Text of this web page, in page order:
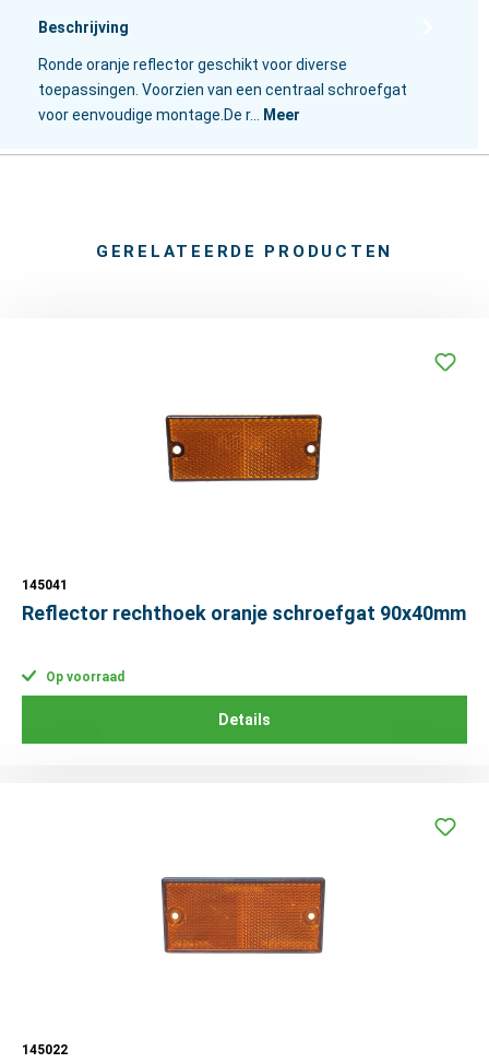
Beschrijving
Ronde oranje reflector geschikt voor diverse
toepassingen. Voorzien van een centraal schroefgat
voor eenvoudige montage.De r… Meer
GERELATEERDE PRODUCTEN
145041
Reflector rechthoek oranje schroefgat 90x40mm
Op voorraad
Details
145022